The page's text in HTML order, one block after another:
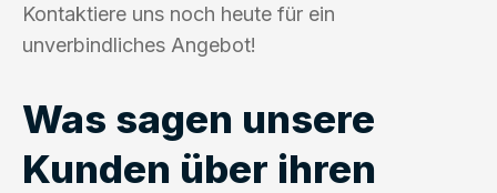
Kontaktiere uns noch heute für ein
unverbindliches Angebot!
Was sagen unsere
Kunden über ihren